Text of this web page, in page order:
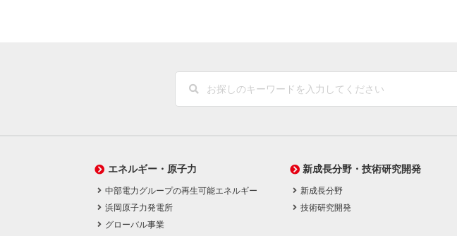
エネルギー・原子力
中部電力グループの再生可能エネルギー
浜岡原子力発電所
グローバル事業
新成長分野・技術研究開発
新成長分野
技術研究開発